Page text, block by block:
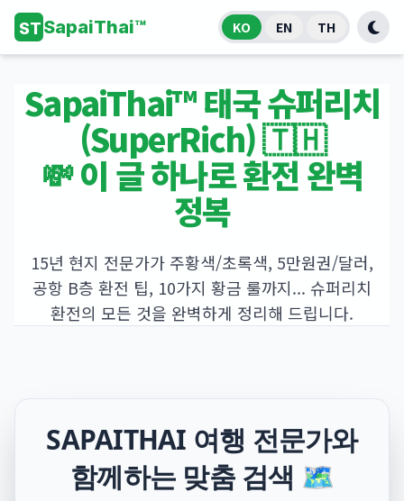
STSapaiThai™ KO EN TH
SapaiThai™ 태국 슈퍼리치
(SuperRich) 🇹🇭
💸 이 글 하나로 환전 완벽
정복
15년 현지 전문가가 주황색/초록색, 5만원권/달러,
공항 B층 환전 팁, 10가지 황금 룰까지... 슈퍼리치
환전의 모든 것을 완벽하게 정리해 드립니다.
SAPAITHAI 여행 전문가와
함께하는 맞춤 검색 🗺️